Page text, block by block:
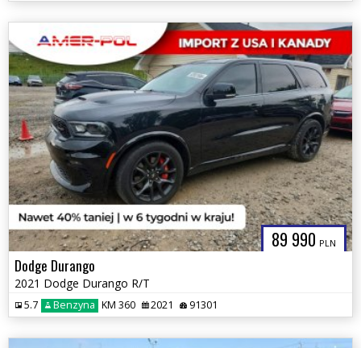
89 990 PLN
Dodge Durango
2021 Dodge Durango R/T
5.7 Benzyna KM 360 2021 91301